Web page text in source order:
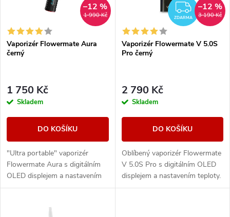
í
p
r
o
u
k
s
r
o
d
u
k
1 990 Kč
–12 %
Vaporizér Flowermate Aura
černý
1 750 Kč
Skladem
DO KOŠÍKU
"Ultra portable" vaporizér
Flowermate Aura s digitálním
OLED displejem a nastavením
teploty. Vaporizér je vhodný
ZDARMA 3 190 Kč
–12 %
Vaporizér Flowermate V 5.0S
Pro černý
2 790 Kč
Skladem
DO KOŠÍKU
Oblíbený vaporizér Flowermate
V 5.0S Pro s digitálním OLED
displejem a nastavením teploty.
Vaporizér je vhodný nejen na